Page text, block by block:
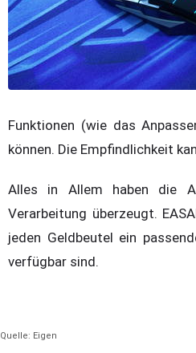
Funktionen (wie das
können. Die Empfindlichkeit
Alles in Allem haben die
Verarbeitung überzeugt.
jeden Geldbeutel ein
verfügbar sind.
Quelle: Eigen